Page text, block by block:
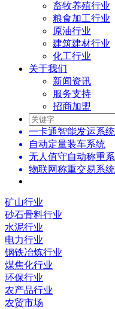
畜牧养殖行业
粮食加工行业
原油行业
建筑建材行业
化工行业
关于我们
新闻资讯
服务支持
招商加盟
一卡通智能发运系统
自动定量装车系统
无人值守自动称重
物联网称重交易系统
矿山行业
砂石骨料行业
水泥行业
电力行业
钢铁冶炼行业
煤焦化行业
环保行业
农产品行业
农贸市场